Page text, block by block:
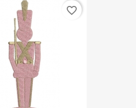
favorite_border